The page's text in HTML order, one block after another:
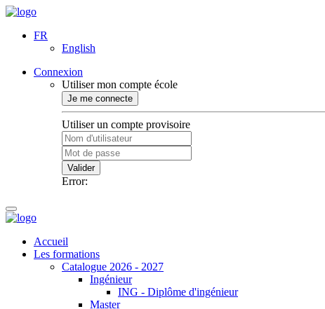
FR
English
Connexion
Utiliser mon compte école
Je me connecte
Utiliser un compte provisoire
Valider
Error:
Accueil
Les formations
Catalogue 2026 - 2027
Ingénieur
ING - Diplôme d'ingénieur
Master